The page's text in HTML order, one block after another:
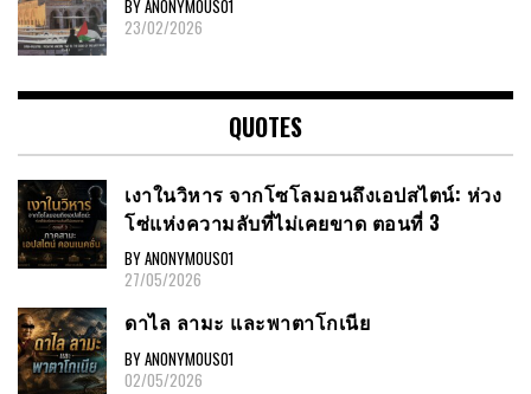
BY ANONYMOUS01
23/02/2026
QUOTES
เงาในวิหาร จากโซโลมอนถึงเอปสไตน์: ห่วง
โซ่แห่งความลับที่ไม่เคยขาด ตอนที่ 3
BY ANONYMOUS01
27/05/2026
ดาไล ลามะ และพาตาโกเนีย
BY ANONYMOUS01
02/05/2026